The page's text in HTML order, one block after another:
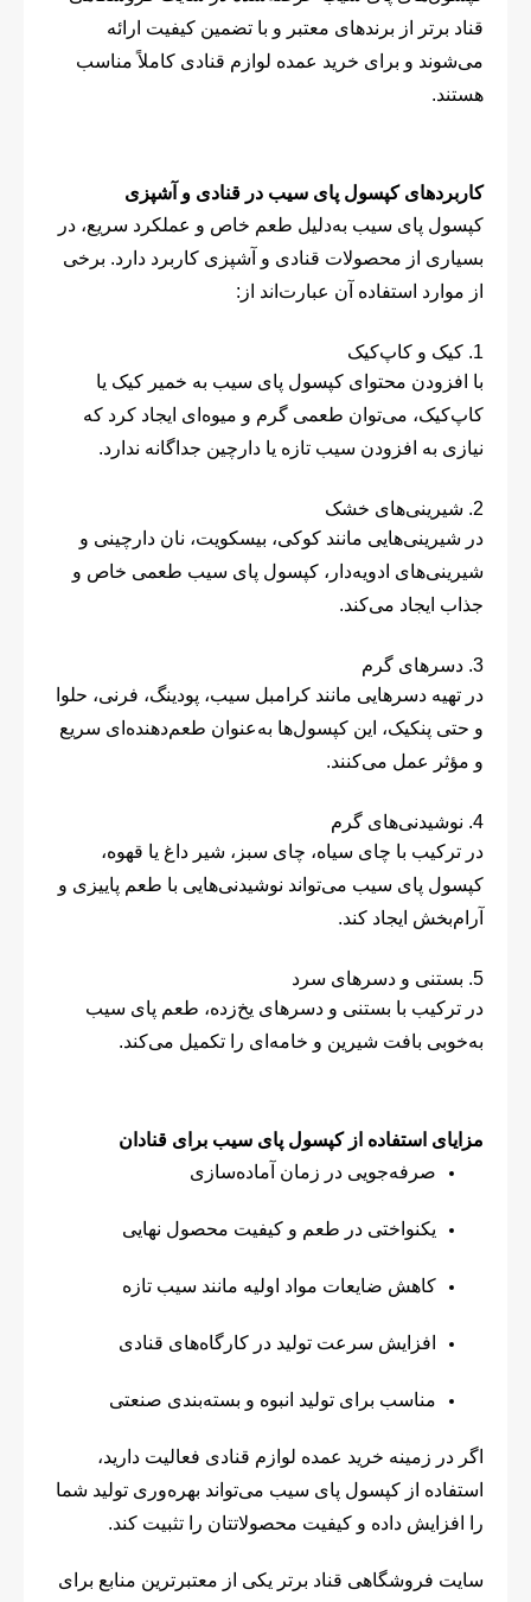
قناد برتر از برندهای معتبر و با تضمین کیفیت ارائه
می‌شوند و برای خرید عمده لوازم قنادی کاملاً مناسب
هستند.
کاربردهای کپسول پای سیب در قنادی و آشپزی
کپسول پای سیب به‌دلیل طعم خاص و عملکرد سریع، در
بسیاری از محصولات قنادی و آشپزی کاربرد دارد. برخی
از موارد استفاده آن عبارت‌اند از:
1. کیک و کاپ‌کیک
با افزودن محتوای کپسول پای سیب به خمیر کیک یا
کاپ‌کیک، می‌توان طعمی گرم و میوه‌ای ایجاد کرد که
نیازی به افزودن سیب تازه یا دارچین جداگانه ندارد.
2. شیرینی‌های خشک
در شیرینی‌هایی مانند کوکی، بیسکویت، نان دارچینی و
شیرینی‌های ادویه‌دار، کپسول پای سیب طعمی خاص و
جذاب ایجاد می‌کند.
3. دسرهای گرم
در تهیه دسرهایی مانند کرامبل سیب، پودینگ، فرنی، حلوا
و حتی پنکیک، این کپسول‌ها به‌عنوان طعم‌دهنده‌ای سریع
و مؤثر عمل می‌کنند.
4. نوشیدنی‌های گرم
در ترکیب با چای سیاه، چای سبز، شیر داغ یا قهوه،
کپسول پای سیب می‌تواند نوشیدنی‌هایی با طعم پاییزی و
آرام‌بخش ایجاد کند.
5. بستنی و دسرهای سرد
در ترکیب با بستنی و دسرهای یخ‌زده، طعم پای سیب
به‌خوبی بافت شیرین و خامه‌ای را تکمیل می‌کند.
مزایای استفاده از کپسول پای سیب برای قنادان
صرفه‌جویی در زمان آماده‌سازی
یکنواختی در طعم و کیفیت محصول نهایی
کاهش ضایعات مواد اولیه مانند سیب تازه
افزایش سرعت تولید در کارگاه‌های قنادی
مناسب برای تولید انبوه و بسته‌بندی صنعتی
اگر در زمینه خرید عمده لوازم قنادی فعالیت دارید،
استفاده از کپسول پای سیب می‌تواند بهره‌وری تولید شما
را افزایش داده و کیفیت محصولاتتان را تثبیت کند.
سایت فروشگاهی قناد برتر یکی از معتبرترین منابع برای